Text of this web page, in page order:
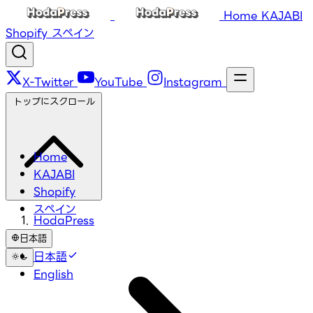
Home KAJABI
Shopify スペイン
X-Twitter YouTube Instagram
Home
KAJABI
Shopify
スペイン
日本語
日本語
English
トップにスクロール
HodaPress